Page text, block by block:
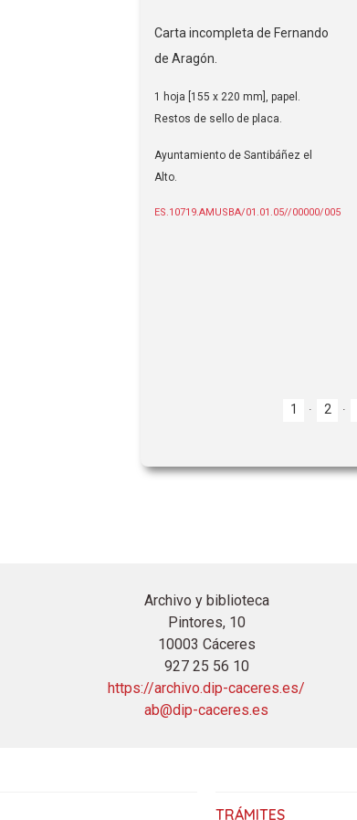
Carta incompleta de Fernando
de Aragón.
1 hoja [155 x 220 mm], papel.
Restos de sello de placa.
Ayuntamiento de Santibáñez el
Alto.
ES.10719.AMUSBA/01.01.05//00000/005
1 2
Archivo y biblioteca
Pintores, 10
10003 Cáceres
927 25 56 10
https://archivo.dip-caceres.es/
ab@dip-caceres.es
TRÁMITES